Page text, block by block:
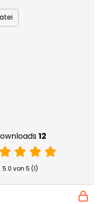
12
5.0 von 5 (1)